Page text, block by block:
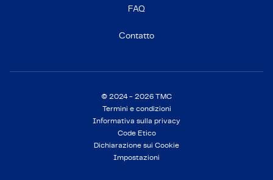
FAQ
Contatto
© 2024 - 2026 TMC
Termini e condizioni
Informativa sulla privacy
Code Etico
Dichiarazione sui Cookie
Impostazioni